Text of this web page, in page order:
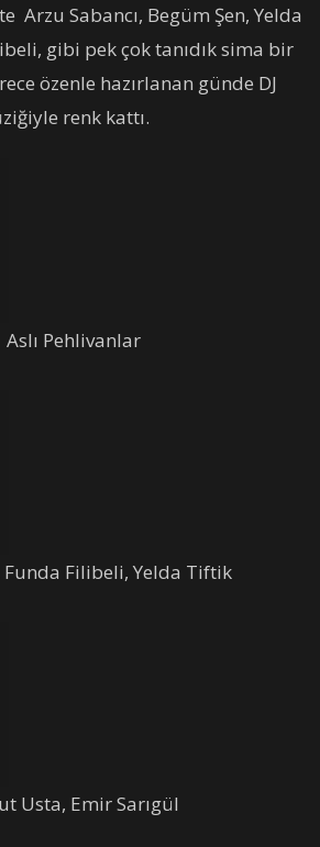
Arzu Sabancı, Begüm Şen, Yelda
gibi pek çok tanıdık sima bir
özenle hazırlanan günde DJ
renk kattı.
Aslı Pehlivanlar
Funda Filibeli, Yelda Tiftik
Usta, Emir Sarıgül